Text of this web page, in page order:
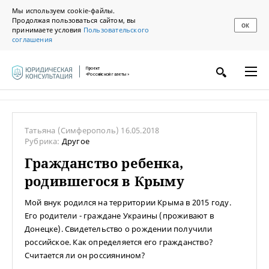
Мы используем cookie-файлы.
Продолжая пользоваться сайтом, вы
принимаете условия Пользовательского
соглашения
ОК
Проект
«Российской газеты»
Татьяна (Симферополь) 16.05.2018
Рубрика: Другое
Гражданство ребенка,
родившегося в Крыму
Мой внук родился на территории Крыма в 2015 году.
Его родители - граждане Украины (проживают в
Донецке). Свидетельство о рождении получили
российское. Как определяется его гражданство?
Считается ли он россиянином?